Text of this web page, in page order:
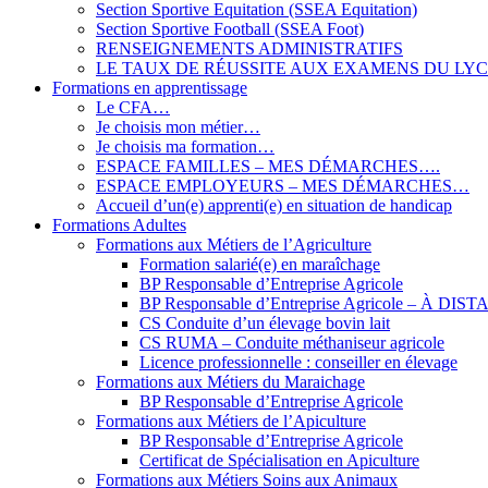
Section Sportive Equitation (SSEA Equitation)
Section Sportive Football (SSEA Foot)
RENSEIGNEMENTS ADMINISTRATIFS
LE TAUX DE RÉUSSITE AUX EXAMENS DU
Formations en apprentissage
Le CFA…
Je choisis mon métier…
Je choisis ma formation…
ESPACE FAMILLES – MES DÉMARCHES….
ESPACE EMPLOYEURS – MES DÉMARCHES…
Accueil d’un(e) apprenti(e) en situation de handicap
Formations Adultes
Formations aux Métiers de l’Agriculture
Formation salarié(e) en maraîchage
BP Responsable d’Entreprise Agricole
BP Responsable d’Entreprise Agricole – À
CS Conduite d’un élevage bovin lait
CS RUMA – Conduite méthaniseur agricole
Licence professionnelle : conseiller en élevage
Formations aux Métiers du Maraichage
BP Responsable d’Entreprise Agricole
Formations aux Métiers de l’Apiculture
BP Responsable d’Entreprise Agricole
Certificat de Spécialisation en Apiculture
Formations aux Métiers Soins aux Animaux